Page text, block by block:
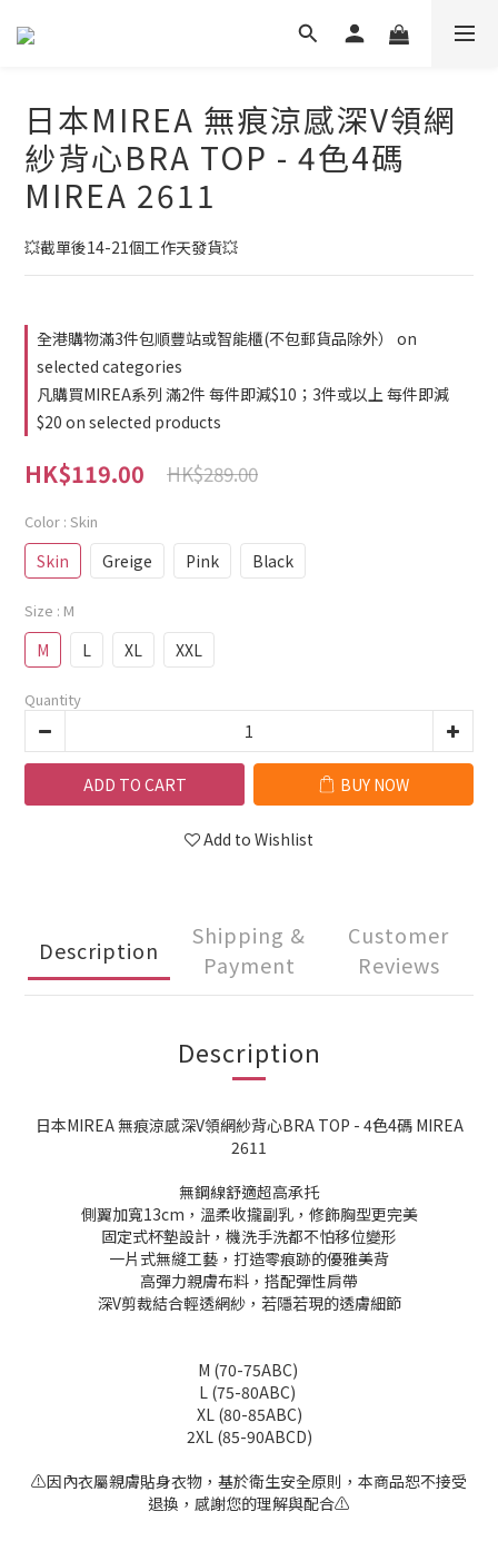
日本MIREA 無痕涼感深V領網
紗背心BRA TOP - 4色4碼
MIREA 2611
💥截單後14-21個工作天發貨💥
全港購物滿3件包順豐站或智能櫃(不包郵貨品除外） on
selected categories
凡購買MIREA系列 滿2件 每件即減$10；3件或以上 每件即減
$20 on selected products
HK$119.00 HK$289.00
Color : Skin
Skin Greige Pink Black
Size : M
M L XL XXL
Quantity
ADD TO CART BUY NOW
Add to Wishlist
Description
Shipping &
Payment
Customer
Reviews
Description
日本MIREA 無痕涼感深V領網紗背心BRA TOP - 4色4碼 MIREA
2611
無鋼線舒適超高承托
側翼加寬13cm，溫柔收攏副乳，修飾胸型更完美
固定式杯墊設計，機洗手洗都不怕移位變形
一片式無縫工藝，打造零痕跡的優雅美背
高彈力親膚布料，搭配彈性肩帶
深V剪裁結合輕透網紗，若隱若現的透膚細節
M (70-75ABC)
L (75-80ABC)
XL (80-85ABC)
2XL (85-90ABCD)
⚠️因內衣屬親膚貼身衣物，基於衛生安全原則，本商品恕不接受
退換，感謝您的理解與配合⚠️